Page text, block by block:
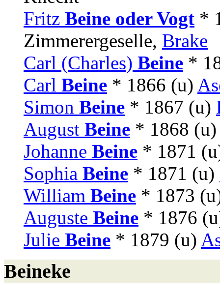
Fritz Beine oder Vogt *
Zimmerergeselle, Brake
Carl (Charles) Beine *
Carl Beine * 1866 (u)
Simon Beine * 1867 (u)
August Beine * 1868 (u)
Johanne Beine * 1871
Sophia Beine * 1871 (u)
William Beine * 1873
Auguste Beine * 1876
Julie Beine * 1879 (u)
Beineke